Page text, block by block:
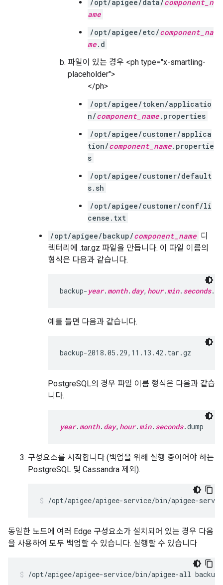
/opt/apigee/data/component_n
ame
/opt/apigee/etc/component_na
me.d
파일이 있는 경우 <ph type="x-smartling-
placeholder">
</ph>
/opt/apigee/token/applicatio
n/component_name.properties
/opt/apigee/customer/applica
tion/component_name.propertie
s
/opt/apigee/customer/default
s.sh
/opt/apigee/customer/conf/li
cense.txt
/opt/apigee/backup/component_name 디
렉터리에 .tar.gz 파일을 만듭니다. 이 파일 이름의
형식은 다음과 같습니다.
backup- year.month. day, hour.min. seconds
예를 들면 다음과 같습니다.
backup-2018.05.29,11.13.42.tar.gz
PostgreSQL의 경우 파일 이름 형식은 다음과 같습
니다.
year.month. day, hour.min. seconds.dump
구성요소를 시작합니다 (백업을 위해 실행 중이어야 하는
PostgreSQL 및 Cassandra 제외).
/opt/apigee/apigee-service/bin/apigee-
동일한 노드에 여러 Edge 구성요소가 설치되어 있는 경우 다음
을 사용하여 모두 백업할 수 있습니다. 실행할 수 있습니다
/opt/apigee/apigee-service/bin/apigee-all backup